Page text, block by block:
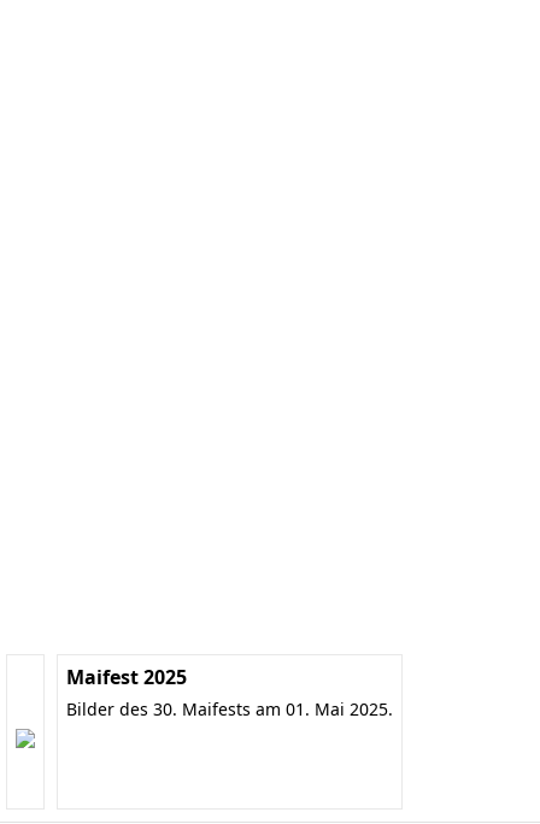
Maifest 2025
Bilder des 30. Maifests am 01. Mai 2025.